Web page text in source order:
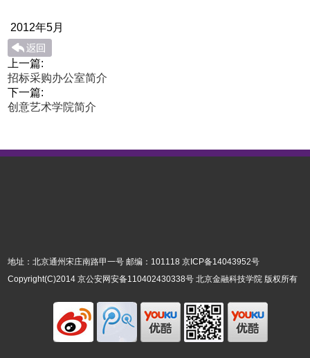
2012年5月
上一篇:
招标采购办公室简介
下一篇:
创意艺术学院简介
地址：北京通州宋庄南路甲一号 邮编：101118京ICP备14043952号
Copyright(C)2014京公安网安备110402430338号 北京金融科技学院 版权所有